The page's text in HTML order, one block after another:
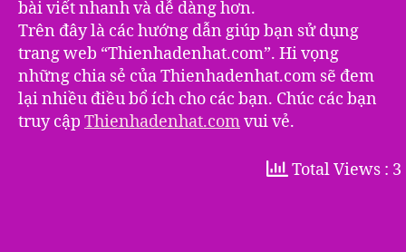
bài viết nhanh và dễ dàng hơn.
Trên đây là các hướng dẫn giúp bạn sử dụng
trang web “Thienhadenhat.com”. Hi vọng
những chia sẻ của Thienhadenhat.com sẽ đem
lại nhiều điều bổ ích cho các bạn. Chúc các bạn
truy cập Thienhadenhat.comvui vẻ.
Total Views : 3